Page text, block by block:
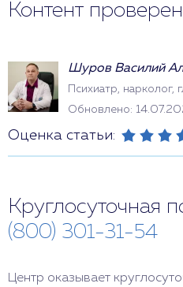
Контент
Шуров Василий
Психиатр, нарколог,
Обновлено:
Оценка статьи:
Круглосуточная
(800) 301-31-54
Центр оказывает